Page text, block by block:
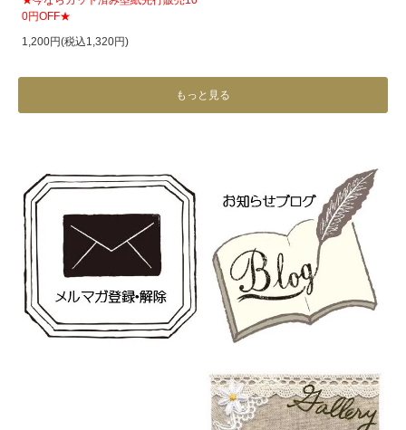
0円OFF★
1,200円(税込1,320円)
もっと見る